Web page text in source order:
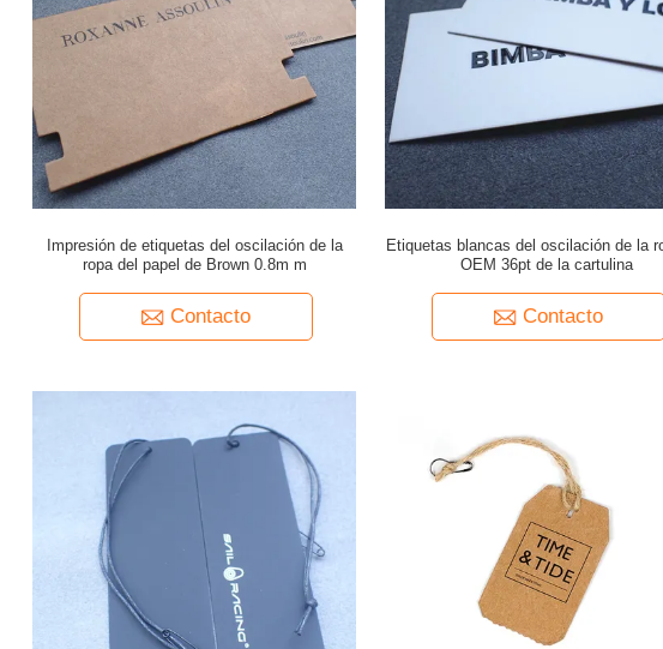
Impresión de etiquetas del oscilación de la
ropa del papel de Brown 0.8m m
Contacto
Etiquetas blancas del oscilación de la
OEM 36pt de la cartulina
Contacto